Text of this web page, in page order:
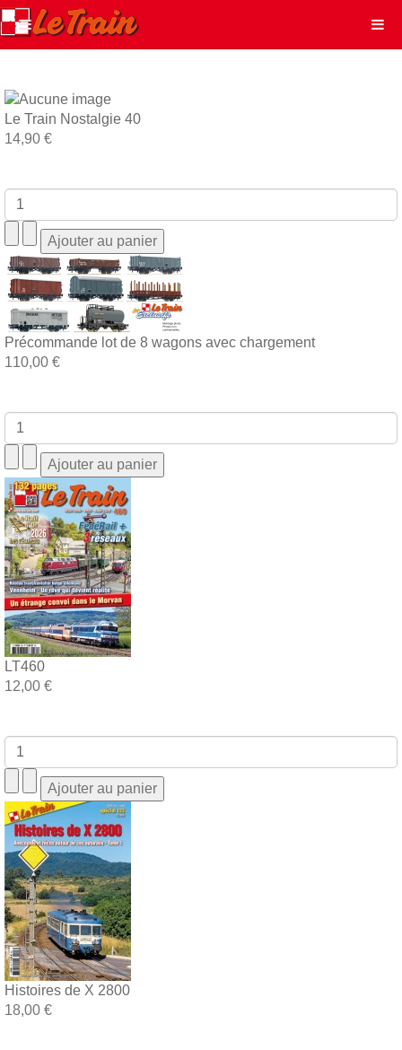
Le Train Nostalgie 40
14,90 €
Précommande lot de 8 wagons avec chargement
110,00 €
LT460
12,00 €
Histoires de X 2800
18,00 €